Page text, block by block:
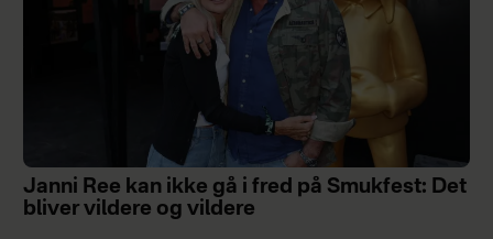
Janni Ree kan ikke gå i fred på Smukfest: Det
bliver vildere og vildere